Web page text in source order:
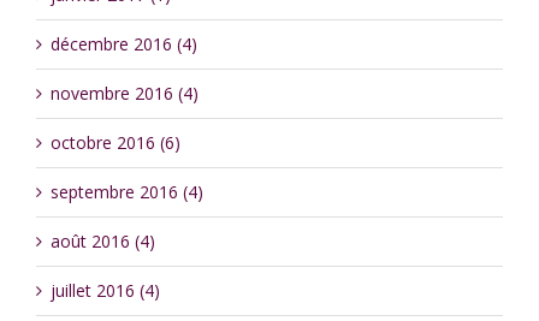
décembre 2016 (4)
novembre 2016 (4)
octobre 2016 (6)
septembre 2016 (4)
août 2016 (4)
juillet 2016 (4)